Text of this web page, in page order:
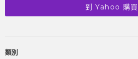
到 Yahoo 購買
類別